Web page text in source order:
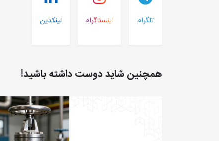
تلگرام اینستاگرام لینکدین
همچنین شاید دوست داشته باشید!